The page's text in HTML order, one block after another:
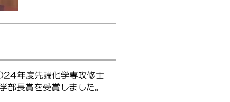
年度先端化学専攻修士
長賞を受賞しました。